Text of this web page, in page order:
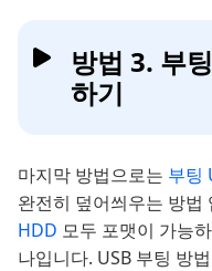
방법 3. 부
하기
마지막 방법으로는 부팅
완전히 덮어씌우는 방법
HDD 모두 포맷이 가능
나입니다. USB 부팅 방